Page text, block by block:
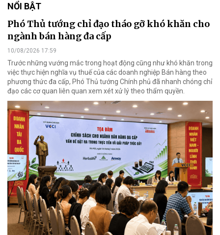
NỔI BẬT
Phó Thủ tướng chỉ đạo tháo gỡ khó khăn cho
ngành bán hàng đa cấp
10/08/2026 17:59
Trước những vướng mắc trong hoạt động cũng như khó khăn trong
việc thực hiện nghĩa vụ thuế của các doanh nghiệp Bán hàng theo
phương thức đa cấp, Phó Thủ tướng Chính phủ đã nhanh chóng chỉ
đạo các cơ quan liên quan xem xét xử lý theo thẩm quyền.